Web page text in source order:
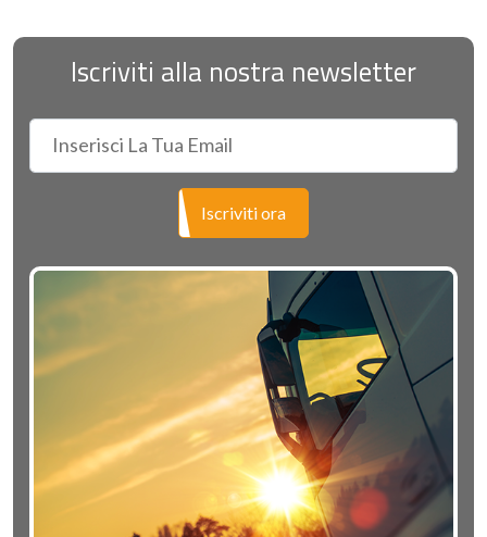
Iscriviti alla nostra newsletter
Iscriviti ora